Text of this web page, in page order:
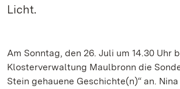
Licht.
Am Sonntag, den 26. Juli um 14.30 Uhr
Klosterverwaltung Maulbronn die
Stein gehauene Geschichte(n)“ an.